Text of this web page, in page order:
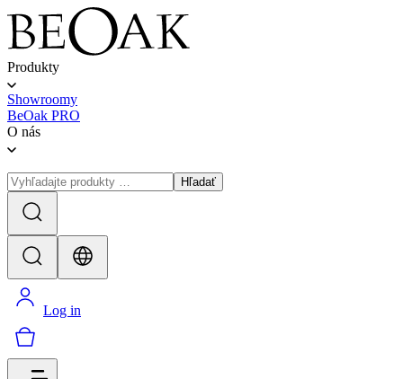
Produkty
Showroomy
BeOak PRO
O nás
Hľadať
Log in